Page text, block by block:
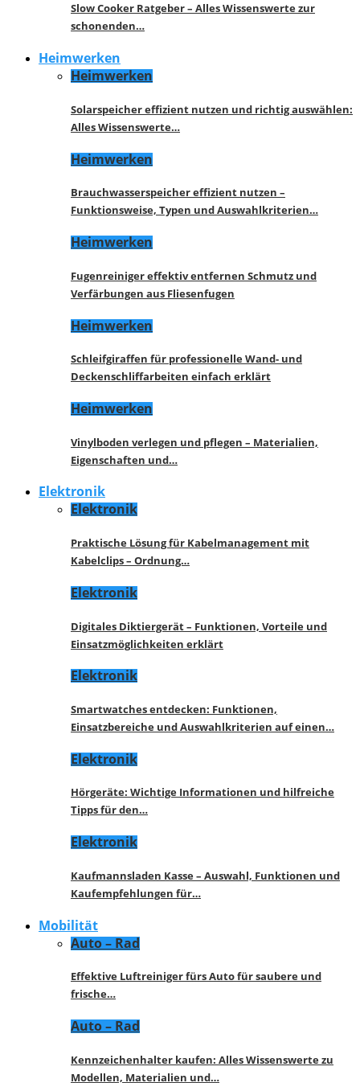
Slow Cooker Ratgeber – Alles Wissenswerte zur
schonenden…
Heimwerken
Heimwerken
Solarspeicher effizient nutzen und richtig auswählen:
Alles Wissenswerte…
Heimwerken
Brauchwasserspeicher effizient nutzen –
Funktionsweise, Typen und Auswahlkriterien…
Heimwerken
Fugenreiniger effektiv entfernen Schmutz und
Verfärbungen aus Fliesenfugen
Heimwerken
Schleifgiraffen für professionelle Wand- und
Deckenschliffarbeiten einfach erklärt
Heimwerken
Vinylboden verlegen und pflegen – Materialien,
Eigenschaften und…
Elektronik
Elektronik
Praktische Lösung für Kabelmanagement mit
Kabelclips – Ordnung…
Elektronik
Digitales Diktiergerät – Funktionen, Vorteile und
Einsatzmöglichkeiten erklärt
Elektronik
Smartwatches entdecken: Funktionen,
Einsatzbereiche und Auswahlkriterien auf einen…
Elektronik
Hörgeräte: Wichtige Informationen und hilfreiche
Tipps für den…
Elektronik
Kaufmannsladen Kasse – Auswahl, Funktionen und
Kaufempfehlungen für…
Mobilität
Auto – Rad
Effektive Luftreiniger fürs Auto für saubere und
frische…
Auto – Rad
Kennzeichenhalter kaufen: Alles Wissenswerte zu
Modellen, Materialien und…